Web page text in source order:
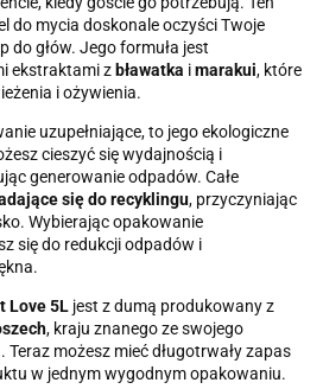
do mycia doskonale oczyści Twoje
do głów. Jego formuła jest
ekstraktami z bławatka imarakui, które
i ożywienia.
uzupełniające, to jego ekologiczne
cieszyć się wydajnością i
generowanie odpadów. Całe
się do recyklingu, przyczyniając
Wybierając opakowanie
się do redukcji odpadów i
Love 5L jest z dumą produkowany z
, kraju znanego ze swojego
Teraz możesz mieć długotrwały zapas
w jednym wygodnym opakowaniu.